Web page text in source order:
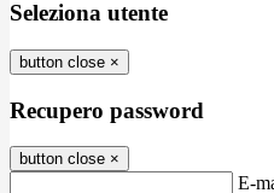
Seleziona utente
button close ×
Recupero password
button close ×
E-